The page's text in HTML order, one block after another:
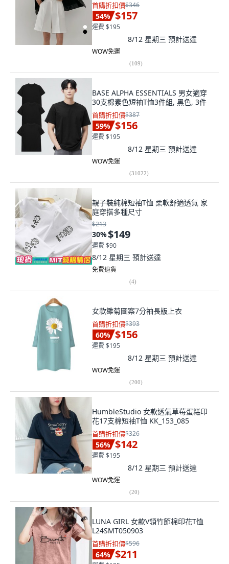
首購折扣價$346
54% $157
運費 $195
8/12 星期三 預計送達
WOW免運
(109)
BASE ALPHA ESSENTIALS 男女適穿
30支棉素色短袖T恤3件組, 黑色, 3件
首購折扣價$387
59% $156
運費 $195
8/12 星期三 預計送達
WOW免運
(31022)
親子裝純棉短袖T恤 柔軟舒適透氣 家
庭穿搭多種尺寸
$213
30%$149
運費 $90
8/12 星期三 預計送達
免費退貨
(4)
女款雛菊圖案7分袖長版上衣
首購折扣價$393
60% $156
運費 $195
8/12 星期三 預計送達
WOW免運
(200)
HumbleStudio 女款透氣草莓蛋糕印
花17支棉短袖T恤 KK_153_085
首購折扣價$326
56% $142
運費 $195
8/12 星期三 預計送達
WOW免運
(20)
LUNA GIRL 女款V領竹節棉印花T恤
L24SMT050903
首購折扣價$596
64% $211